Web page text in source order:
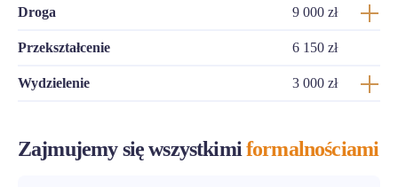
Droga 9 000 zł
Przekształcenie 6 150 zł
Wydzielenie 3 000 zł
Zajmujemy się wszystkimiformalnościami